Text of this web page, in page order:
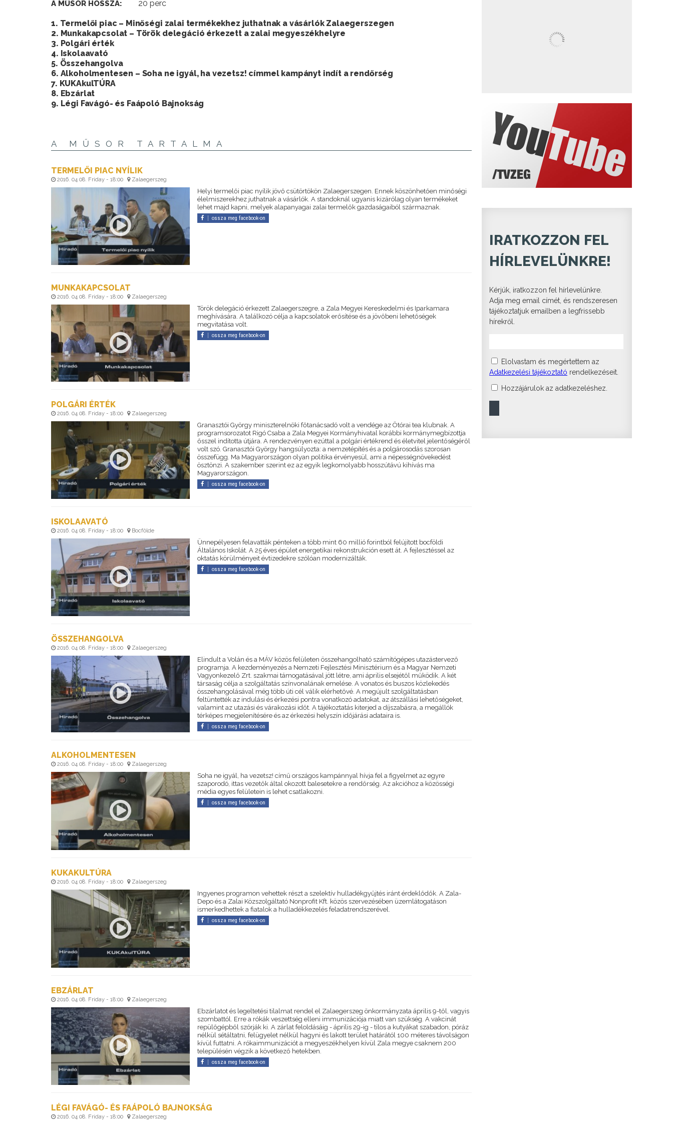
A MŰSOR HOSSZA: 20 perc
1. Termelői piac – Minőségi zalai termékekhez juthatnak a vásárlók Zalaegerszegen
2. Munkakapcsolat – Török delegáció érkezett a zalai megyeszékhelyre
3. Polgári érték
4. Iskolaavató
5. Összehangolva
6. Alkoholmentesen – Soha ne igyál, ha vezetsz! címmel kampányt indít a rendőrség
7. KUKAkulTÚRA
8. Ebzárlat
9. Légi Favágó- és Faápoló Bajnokság
A MŰSOR TARTALMA
TERMELŐI PIAC NYÍLIK
2016. 04 08. Friday - 18:00 Zalaegerszeg
Helyi termelői piac nyílik jövő csütörtökön Zalaegerszegen. Ennek köszönhetően minőségi
élelmiszerekhez juthatnak a vásárlók. A standoknál ugyanis kizárólag olyan termékeket
lehet majd kapni, melyek alapanyagai zalai termelők gazdaságaiból származnak.
ossza meg facebook-on
MUNKAKAPCSOLAT
2016. 04 08. Friday - 18:00 Zalaegerszeg
Török delegáció érkezett Zalaegerszegre, a Zala Megyei Kereskedelmi és Iparkamara
meghívására. A találkozó célja a kapcsolatok erősítése és a jövőbeni lehetőségek
megvitatása volt.
ossza meg facebook-on
POLGÁRI ÉRTÉK
2016. 04 08. Friday - 18:00 Zalaegerszeg
Granasztói György miniszterelnöki főtanácsadó volt a vendége az Ötórai tea klubnak. A
programsorozatot Rigó Csaba a Zala Megyei Kormányhivatal korábbi kormánymegbízottja
ősszel indította útjára. A rendezvényen ezúttal a polgári értékrend és életvitel jelentőségéről
volt szó. Granasztói György hangsúlyozta: a nemzetépítés és a polgárosodás szorosan
összefügg. Ma Magyarországon olyan politika érvényesül, ami a népességnövekedést
ösztönzi. A szakember szerint ez az egyik legkomolyabb hosszútávú kihívás ma
Magyarországon.
ossza meg facebook-on
ISKOLAAVATÓ
2016. 04 08. Friday - 18:00 Bocfölde
Ünnepélyesen felavatták pénteken a több mint 60 millió forintból felújított bocföldi
Általános Iskolát. A 25 éves épület energetikai rekonstrukción esett át. A fejlesztéssel az
oktatás körülményeit évtizedekre szólóan modernizálták.
ossza meg facebook-on
ÖSSZEHANGOLVA
2016. 04 08. Friday - 18:00 Zalaegerszeg
Elindult a Volán és a MÁV közös felületen összehangolható számítógépes utazástervező
programja. A kezdeményezés a Nemzeti Fejlesztési Minisztérium és a Magyar Nemzeti
Vagyonkezelő Zrt. szakmai támogatásával jött létre, ami április elsejétől működik. A két
társaság célja a szolgáltatás színvonalának emelése. A vonatos és buszos közlekedés
összehangolásával még több úti cél válik elérhetővé. A megújult szolgáltatásban
feltüntették az indulási és érkezési pontra vonatkozó adatokat, az átszállási lehetőségeket,
valamint az utazási és várakozási időt. A tájékoztatás kiterjed a díjszabásra, a megállók
térképes megjelenítésére és az érkezési helyszín időjárási adataira is.
ossza meg facebook-on
ALKOHOLMENTESEN
2016. 04 08. Friday - 18:00 Zalaegerszeg
Soha ne igyál, ha vezetsz! című országos kampánnyal hívja fel a figyelmet az egyre
szaporodó, ittas vezetők által okozott balesetekre a rendőrség. Az akcióhoz a közösségi
média egyes felületein is lehet csatlakozni.
ossza meg facebook-on
KUKAKULTÚRA
2016. 04 08. Friday - 18:00 Zalaegerszeg
Ingyenes programon vehettek részt a szelektív hulladékgyűjtés iránt érdeklődők. A Zala-
Depo és a Zalai Közszolgáltató Nonprofit Kft. közös szervezésében üzemlátogatáson
ismerkedhettek a fiatalok a hulladékkezelés feladatrendszerével.
ossza meg facebook-on
EBZÁRLAT
2016. 04 08. Friday - 18:00 Zalaegerszeg
Ebzárlatot és legeltetési tilalmat rendel el Zalaegerszeg önkormányzata április 9-től, vagyis
szombattól. Erre a rókák veszettség elleni immunizációja miatt van szükség. A vakcinát
repülőgépből szórják ki. A zárlat feloldásáig - április 29-ig - tilos a kutyákat szabadon, póráz
nélkül sétáltatni, felügyelet nélkül hagyni és lakott terület határától 100 méteres távolságon
kívül futtatni. A rókaimmunizációt a megyeszékhelyen kívül Zala megye csaknem 200
településén végzik a következő hetekben.
ossza meg facebook-on
LÉGI FAVÁGÓ- ÉS FAÁPOLÓ BAJNOKSÁG
2016. 04 08. Friday - 18:00 Zalaegerszeg
IRATKOZZON FEL
HÍRLEVELÜNKRE!
Kérjük, iratkozzon fel hírlevelünkre.
Adja meg email címét, és rendszeresen
tájékoztatjuk emailben a legfrissebb
hírekről.
Elolvastam és megértettem az
Adatkezelési tájékoztató rendelkezéseit.
Hozzájárulok az adatkezeléshez.